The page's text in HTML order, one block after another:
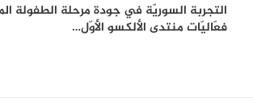
التجربة السوريّة في جودة مرحلة الطفولة
فعّاليّات منتدى الألكسو الأوّل…